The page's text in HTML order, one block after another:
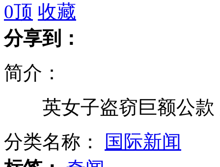
神秘月球陨坑表面大量被冰层覆盖
实拍女子闹市用木盒拖行婴儿
0顶 收藏
分享到：
简介：
英女子盗窃巨额公款
分类名称：
国际新闻